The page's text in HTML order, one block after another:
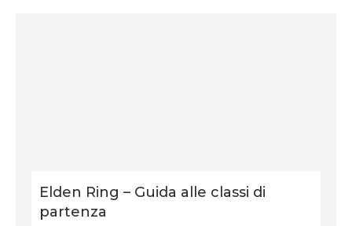
Elden Ring – Guida alle classi di
partenza